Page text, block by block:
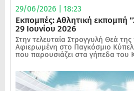
29/06/2026 | 18:23
Εκπομπές: Αθλητική εκπομπή
29 Ιουνίου 2026
Στην τελευταία Στρογγυλή Θεά
Αφιερωμένη στο Παγκόσμιο
που παρουσιάζει στα γήπεδα του